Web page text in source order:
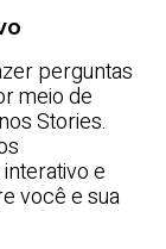
perguntas
meio de
Stories.
e
você e sua